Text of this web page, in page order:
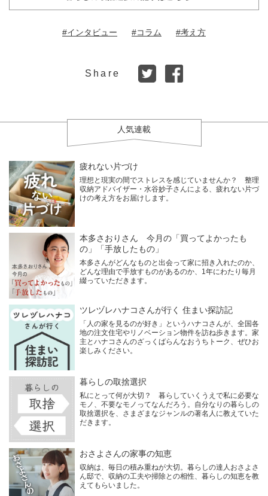
#インタビュー #コラム #考え方
Share
人気連載
疲れない片づけ
理想と現実の間でストレスを感じていませんか？ 整理
収納アドバイザー・水谷妙子さんによる、疲れない片づ
けの考え方をお届けします。
本多さおりさん 今月の「買ってよかったも
の」「手放したもの」
本多さんがどんなものと出会って家に招き入れたのか、
どんな理由で手放すものがあるのか、1年にわたり毎月
綴っていただきます。
ツレヅレハナコさんが行く 住まい探訪記
「人の家を見るのが好き」というハナコさんが、全国各
地の注文住宅やリノベーション物件を訪ね歩きます。家
主とハナコさんのざっくばらんなおうちトーク、ぜひお
楽しみください。
暮らしの取捨選択
私にとって何が大切？ 暮らしていくうえで私に必要な
モノ、不要なモノってなんだろう。自分なりの暮らしの
取捨選択を、さまざまなジャンルの著名人に教えていた
だきます。
おさよさんの家事の知恵
収納は、毎日の積み重ねが大切。暮らしの達人おさよさ
ん邸で、収納の工夫や掃除との相性、暮らしの知恵を教
えてもらいました。